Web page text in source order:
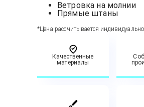
Ветровка на молнии
Прямые штаны
*Цена рассчитывается индивидуально
Качественные
материалы